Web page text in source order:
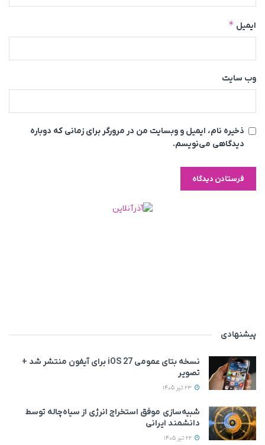
ایمیل *
وب‌ سایت
ذخیره نام، ایمیل و وبسایت من در مرورگر برای زمانی که دوباره
دیدگاهی می‌نویسم.
پیشنهادی
نسخه بتای عمومی iOS 27 برای آیفون منتشر شد +
تصویر
شبیه‌سازی موفق استخراج انرژی از سیاه‌چاله توسط
دانشمند ایرانی